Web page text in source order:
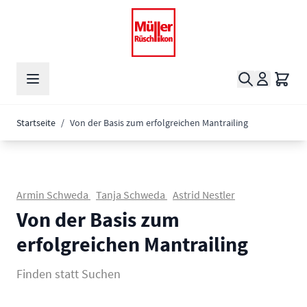
Suche
Startseite / Von der Basis zum erfolgreichen Mantrailing
Armin Schweda Tanja Schweda Astrid Nestler
Von der Basis zum
erfolgreichen Mantrailing
Finden statt Suchen